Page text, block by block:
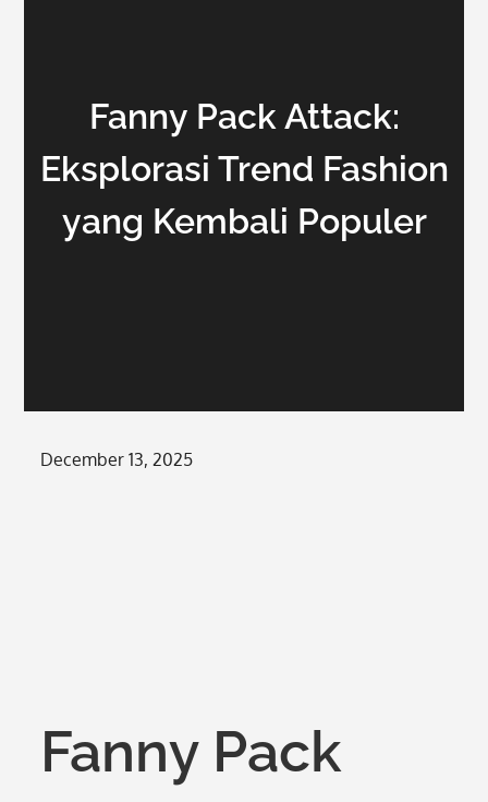
Fanny Pack Attack:
Eksplorasi Trend Fashion
yang Kembali Populer
Posted
December 13, 2025
Fanny Pack